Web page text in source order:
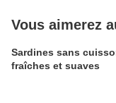
Vous aimerez
Sardines sans
fraîches et suaves